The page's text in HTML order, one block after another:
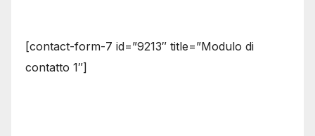
[contact-form-7 id=”9213″ title=”Modulo di
contatto 1″]